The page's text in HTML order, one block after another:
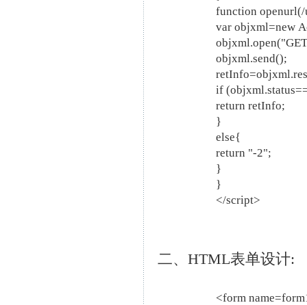
function
var objxml=new
objxml.send();
if
return retInfo;
}
else{
return "-2";
}
}
</script>
二、HTML表单设计:
<form